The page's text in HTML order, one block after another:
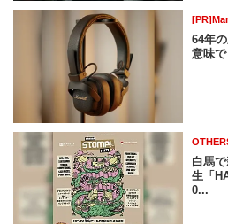
64年
意味
白馬
生「
0...